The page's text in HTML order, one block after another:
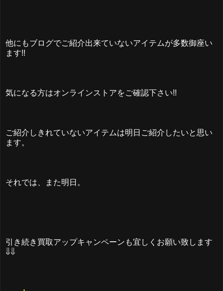
他にもブログでご紹介出来ていないアイテムが多数御座い
ます!!
気になる方はオンラインストアをご確認下さい!!
ご紹介しきれていないアイテムは明日ご紹介したいと思い
ます。
それでは、また明日。
引き続き買取アップキャンペーンも宜しくお願い致します
⇓⇓